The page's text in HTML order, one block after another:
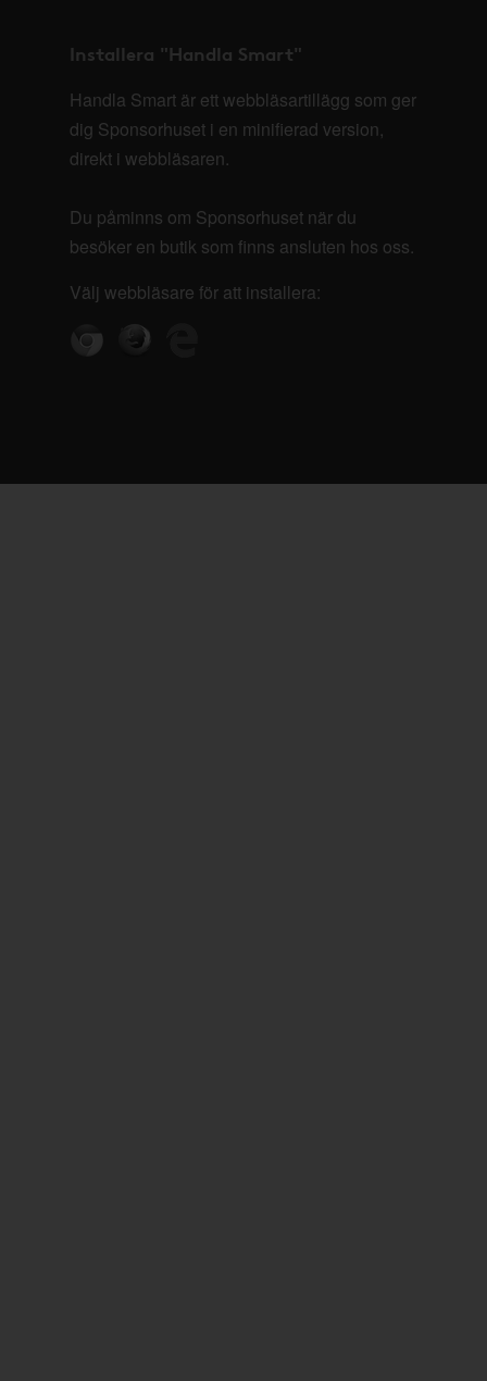
Installera "Handla Smart"
Handla Smart är ett webbläsartillägg som ger
dig Sponsorhuset i en minifierad version,
direkt i webbläsaren.
Du påminns om Sponsorhuset när du
besöker en butik som finns ansluten hos oss.
Välj webbläsare för att installera: